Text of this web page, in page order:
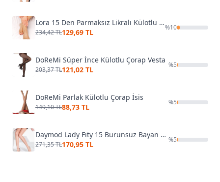
Lora 15 Den Parmaksız Likralı Külotlu Çorap
234,42 TL129,69 TL
%10
DoReMi Süper İnce Külotlu Çorap Vesta
203,37 TL121,02 TL
%5
DoReMi Parlak Külotlu Çorap İsis
149,10 TL88,73 TL
%5
Daymod Lady Fıty 15 Burunsuz Bayan Külotlu Çorap D1111128
271,35 TL170,95 TL
%5